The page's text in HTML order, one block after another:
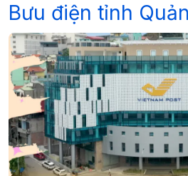
Bưu điện tỉnh